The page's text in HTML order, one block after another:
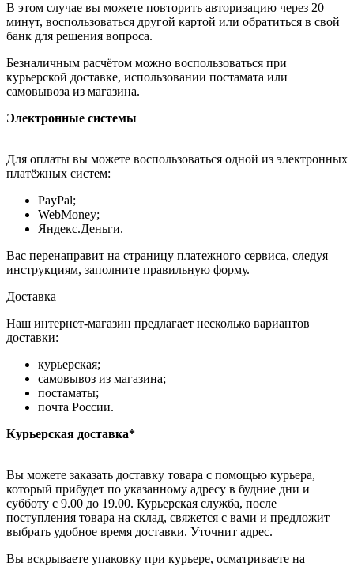
В этом случае вы можете повторить авторизацию через 20
минут, воспользоваться другой картой или обратиться в свой
банк для решения вопроса.
Безналичным расчётом можно воспользоваться при
курьерской доставке, использовании постамата или
самовывоза из магазина.
Электронные системы
Для оплаты вы можете воспользоваться одной из электронных
платёжных систем:
PayPal;
WebMoney;
Яндекс.Деньги.
Вас перенаправит на страницу платежного сервиса, следуя
инструкциям, заполните правильную форму.
Доставка
Наш интернет-магазин предлагает несколько вариантов
доставки:
курьерская;
самовывоз из магазина;
постаматы;
почта России.
Курьерская доставка*
Вы можете заказать доставку товара с помощью курьера,
который прибудет по указанному адресу в будние дни и
субботу с 9.00 до 19.00. Курьерская служба, после
поступления товара на склад, свяжется с вами и предложит
выбрать удобное время доставки. Уточнит адрес.
Вы вскрываете упаковку при курьере, осматриваете на